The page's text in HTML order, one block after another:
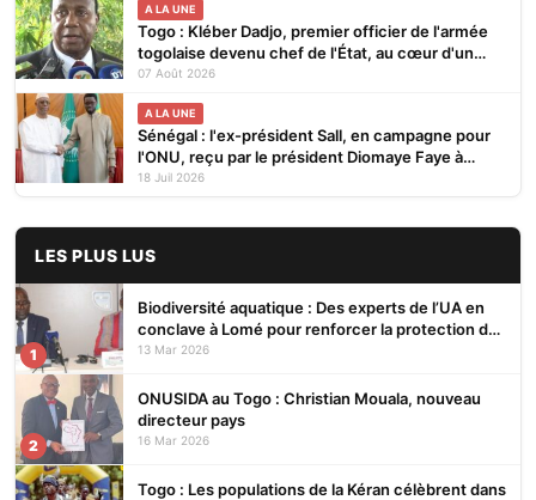
A LA UNE
Togo : Kléber Dadjo, premier officier de l'armée
togolaise devenu chef de l'État, au cœur d'un
ouvrage
07 Août 2026
A LA UNE
Sénégal : l'ex-président Sall, en campagne pour
l'ONU, reçu par le président Diomaye Faye à
Dakar
18 Juil 2026
LES PLUS LUS
1
Biodiversité aquatique : Des experts de l’UA en
conclave à Lomé pour renforcer la protection des
écosystèmes
13 Mar 2026
2
ONUSIDA au Togo : Christian Mouala, nouveau
directeur pays
16 Mar 2026
Togo : Les populations de la Kéran célèbrent dans